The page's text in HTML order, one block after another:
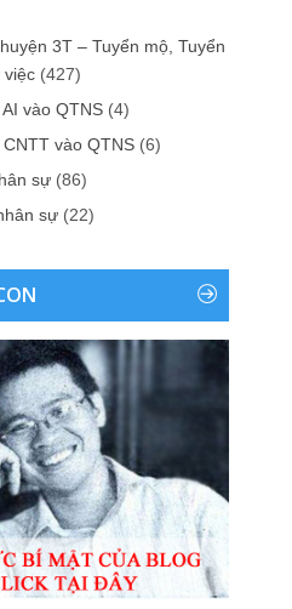
3T – Tuyển mộ, Tuyển
việc (427)
vào QTNS (4)
vào QTNS (6)
sự (86)
sự (22)